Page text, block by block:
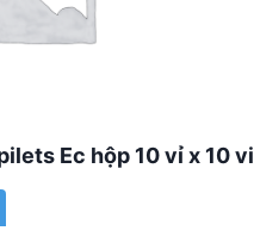
Ec hộp 10 vỉ x 10